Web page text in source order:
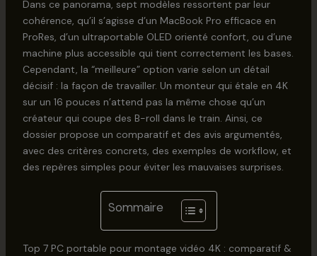
Dans ce panorama, sept modèles ressortent par leur
cohérence, qu’il s’agisse d’un MacBook Pro efficace en
ProRes, d’un ultraportable OLED orienté confort, ou d’une
machine plus accessible qui tient correctement les bases.
Cependant, la “meilleure” option varie selon un détail
décisif : la façon de travailler. Un monteur qui étale en 4K
sur un 16 pouces n’attend pas la même chose qu’un
créateur qui coupe des B-roll dans le train. Ainsi, ce
dossier propose un comparatif et des avis argumentés,
avec des critères concrets, des exemples de workflow, et
des repères simples pour éviter les mauvaises surprises.
Sommaire
Top 7 PC portable pour montage vidéo 4K : comparatif &